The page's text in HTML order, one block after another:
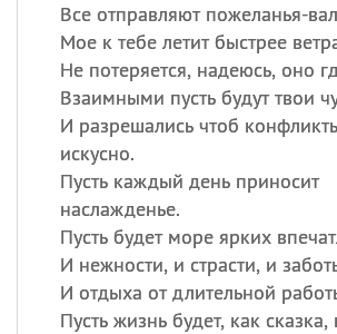
Все отправляют пожеланья-
Мое к тебе летит быстрее
Не потеряется, надеюсь, оно
Взаимными пусть будут твои
И разрешались чтоб
искусно.
Пусть каждый день приносит
наслажденье.
Пусть будет море ярких
И нежности, и страсти, и
И отдыха от длительной
Пусть жизнь будет, как сказка,